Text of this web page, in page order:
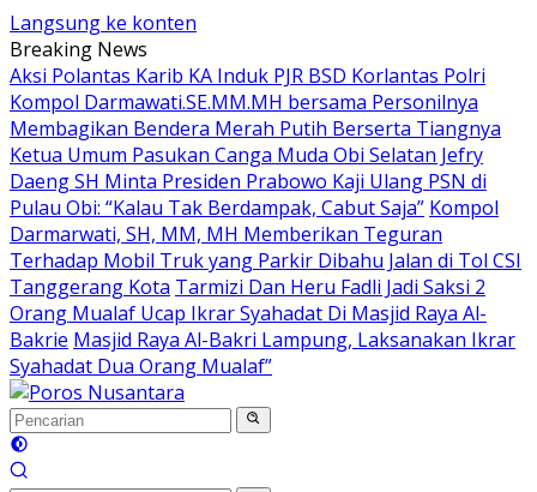
Langsung ke konten
Breaking News
Aksi Polantas Karib KA Induk PJR BSD Korlantas Polri
Kompol Darmawati.SE.MM.MH bersama Personilnya
Membagikan Bendera Merah Putih Berserta Tiangnya
Ketua Umum Pasukan Canga Muda Obi Selatan Jefry
Daeng SH Minta Presiden Prabowo Kaji Ulang PSN di
Pulau Obi: “Kalau Tak Berdampak, Cabut Saja” Kompol
Darmarwati, SH, MM, MH Memberikan Teguran
Terhadap Mobil Truk yang Parkir Dibahu Jalan di Tol CSI
Tanggerang Kota Tarmizi Dan Heru Fadli Jadi Saksi 2
Orang Mualaf Ucap Ikrar Syahadat Di Masjid Raya Al-
Bakrie Masjid Raya Al-Bakri Lampung, Laksanakan Ikrar
Syahadat Dua Orang Mualaf”